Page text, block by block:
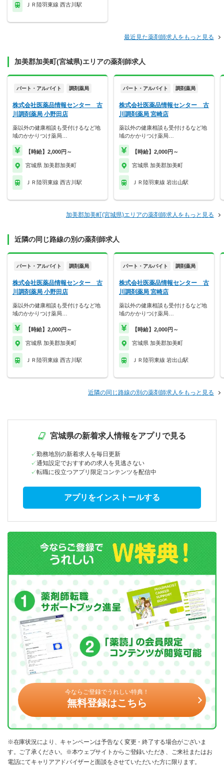
ＪＲ陸羽東線 西古川駅
最近見た薬剤師求人をもっと見る
加美郡加美町(宮城県)エリアの薬剤師求人
パート・アルバイト 調剤薬局
株式会社医薬品情報センター 古
川調剤薬局 小野田店
薬以外の健康相談も受付けるなど地
域のかかりつけ薬局…
【時給】2,000円～
宮城県 加美郡加美町
ＪＲ陸羽東線 西古川駅
パート・アルバイト 調剤薬局
株式会社医薬品情報センター 古
川調剤薬局 宮崎店
薬以外の健康相談も受付けるなど地
域のかかりつけ薬局…
【時給】2,000円～
宮城県 加美郡加美町
ＪＲ陸羽東線 岩出山駅
加美郡加美町(宮城県)エリアの薬剤師求人をもっと見る
近隣の同じ路線の別の薬剤師求人
パート・アルバイト 調剤薬局
株式会社医薬品情報センター 古
川調剤薬局 小野田店
薬以外の健康相談も受付けるなど地
域のかかりつけ薬局…
【時給】2,000円～
宮城県 加美郡加美町
ＪＲ陸羽東線 西古川駅
パート・アルバイト 調剤薬局
株式会社医薬品情報センター 古
川調剤薬局 宮崎店
薬以外の健康相談も受付けるなど地
域のかかりつけ薬局…
【時給】2,000円～
宮城県 加美郡加美町
ＪＲ陸羽東線 岩出山駅
近隣の同じ路線の別の薬剤師求人をもっと見る
宮城県の新着求人情報をアプリで見る
勤務地別の新着求人を毎日更新
通知設定でおすすめの求人を見逃さない
転職に役立つアプリ限定コンテンツを配信中
アプリをインストールする
今ならご登録でうれしい特典！
無料登録はこちら
※在庫状況により、キャンペーンは予告なく変更・終了する場合がございま
す。ご了承ください。※本ウェブサイトからご登録いただき、ご来社またはお
電話にてキャリアアドバイザーと面談をさせていただいた方に限ります。